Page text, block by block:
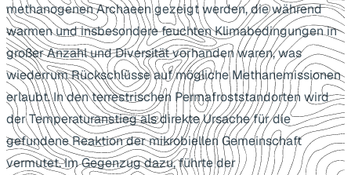
methanogenen Archaeen gezeigt werden, die während
warmen und insbesondere feuchten Klimabedingungen in
großer Anzahl und Diversität vorhanden waren, was
wiederrum Rückschlüsse auf mögliche Methanemissionen
erlaubt. In den terrestrischen Permafroststandorten wird
der Temperaturanstieg als direkte Ursache für die
gefundene Reaktion der mikrobiellen Gemeinschaft
vermutet. Im Gegenzug dazu, führte der